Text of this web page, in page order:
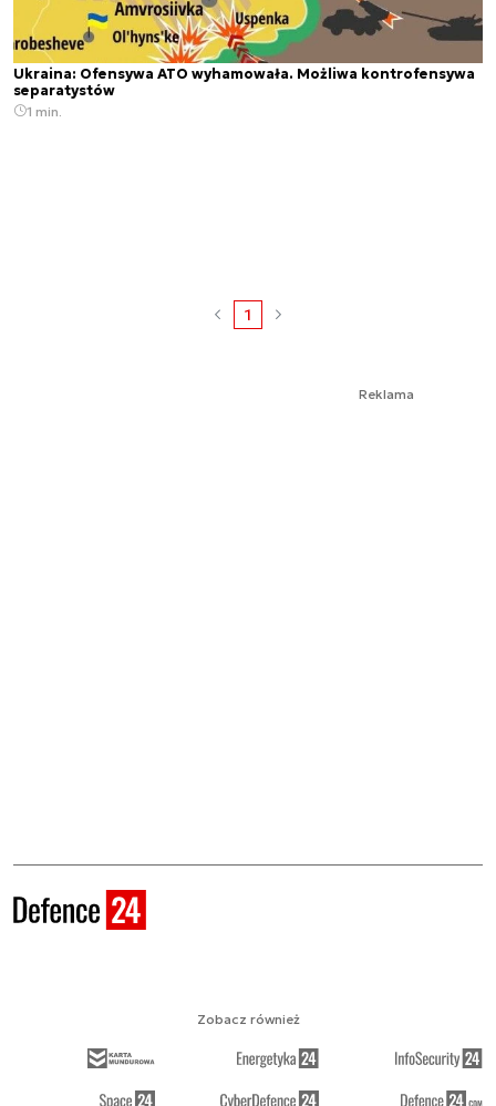
Ukraina: Ofensywa ATO wyhamowała. Możliwa kontrofensywa
separatystów
1 min.
1
Reklama
Zobacz również